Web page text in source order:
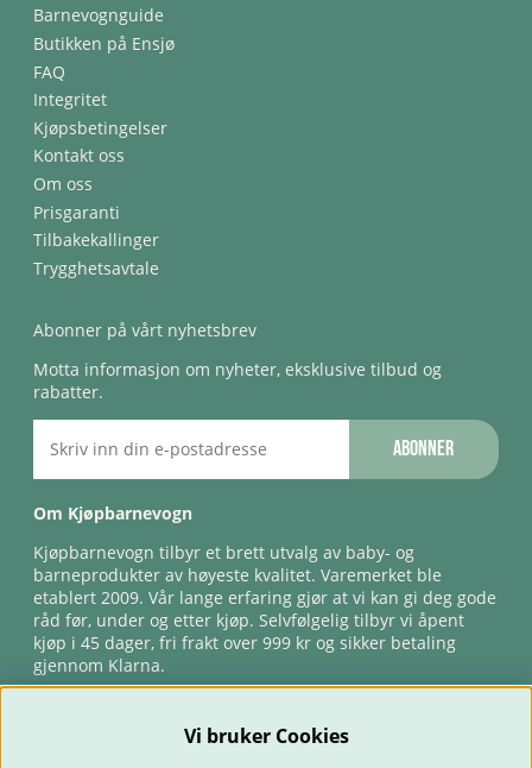
Barnevognguide
Butikken på Ensjø
FAQ
Integritet
Kjøpsbetingelser
Kontakt oss
Om oss
Prisgaranti
Tilbakekallinger
Trygghetsavtale
Abonner på vårt nyhetsbrev
Motta informasjon om nyheter, eksklusive tilbud og
rabatter.
Abonner
Om Kjøpbarnevogn
Kjøpbarnevogn tilbyr et brett utvalg av baby- og
barneprodukter av høyeste kvalitet. Varemerket ble
etablert 2009. Vår lange erfaring gjør at vi kan gi deg gode
råd før, under og etter kjøp. Selvfølgelig tilbyr vi åpent
kjøp i 45 dager, fri frakt over 999 kr og sikker betaling
gjennom Klarna.
Vi bruker Cookies